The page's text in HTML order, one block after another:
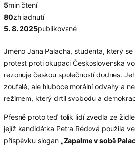
5min čtení
80zhliadnutí
5. 8. 2025publikované
Jméno Jana Palacha, studenta, který
protest proti okupaci Československa
rezonuje českou společností dodnes.
zoufalé, ale hluboce morální odvahy a
režimem, který drtil svobodu a
Přesně proto teď tolik lidí zvedla ze
jejíž kandidátka Petra Rédová použila
příspěvku slogan „Zapalme v sobě